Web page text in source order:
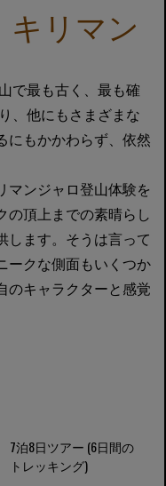
リマン
で最も古く、最も確
、他にもさまざまな
にもかかわらず、依然
マンジャロ登山体験を
の頂上までの素晴らし
します。そうは言って
ークな側面もいくつか
のキャラクターと感覚
7泊8日ツアー (6日間の
トレッキング)